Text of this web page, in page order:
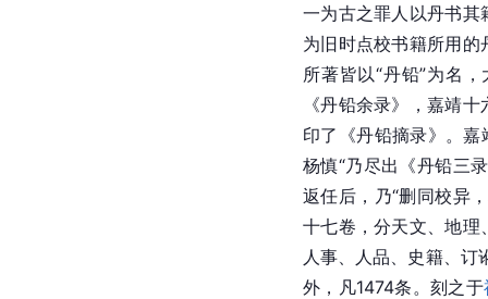
一为古之罪人以丹书
为旧时点校书籍所用
所著皆以“丹铅”为名
《丹铅余录》，嘉靖
印了《丹铅摘录》。
杨慎“乃尽出《丹铅三
返任后，乃“删同校异
十七卷，分天文、地理
人事、人品、史籍、
外，凡1474条。刻之于